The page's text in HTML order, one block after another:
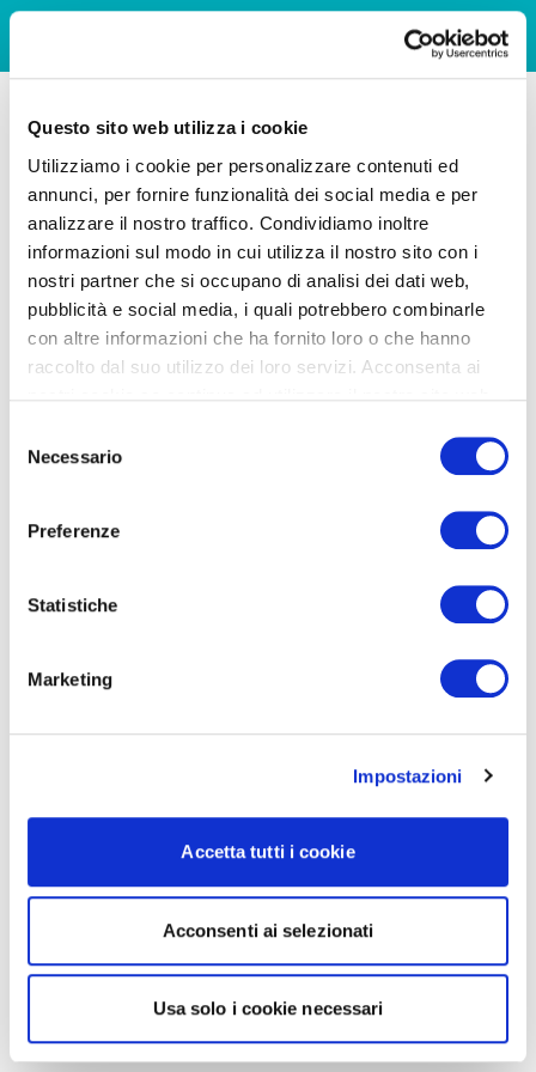
Questo sito web utilizza i cookie
Utilizziamo i cookie per personalizzare contenuti ed
annunci, per fornire funzionalità dei social media e per
analizzare il nostro traffico. Condividiamo inoltre
informazioni sul modo in cui utilizza il nostro sito con i
nostri partner che si occupano di analisi dei dati web,
pubblicità e social media, i quali potrebbero combinarle
con altre informazioni che ha fornito loro o che hanno
raccolto dal suo utilizzo dei loro servizi. Acconsenta ai
delNecessario
Preferenze
Statistiche
Marketing
Impostazioni
Accetta tutti i cookie
Acconsenti ai selezionati
Usa solo i cookie necessari